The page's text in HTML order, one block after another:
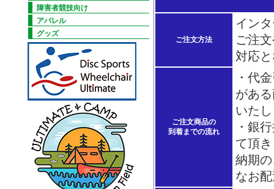
障害者競技向け
アパレル
グッズ
ご注文方法
イン
ご注
対応
ご注文商品の
到着までの流れ
・代
があ
いた
・銀
て頂
納期
なお